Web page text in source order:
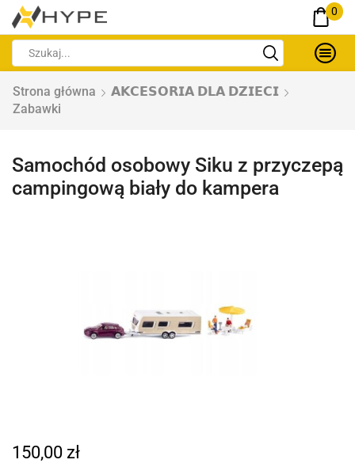
0
Strona główna
𝗔𝗞𝗖𝗘𝗦𝗢𝗥𝗜𝗔 𝗗𝗟𝗔 𝗗𝗭𝗜𝗘𝗖𝗜
Zabawki
Samochód osobowy Siku z przyczepą
campingową biały do kampera
150,00 zł